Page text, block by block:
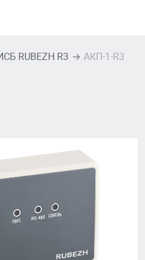
RUBEZH R3 АКП-1-R3